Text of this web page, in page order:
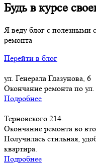
Будь в курсе
Я веду блог с полезными
ремонта
Перейти в блог
ул. Генерала Глазунова, 6
Окончание ремонта по ул.
Подробнее
Терновского 214.
Окончание ремонта во
Получилась стильная,
квартира.
Подробнее